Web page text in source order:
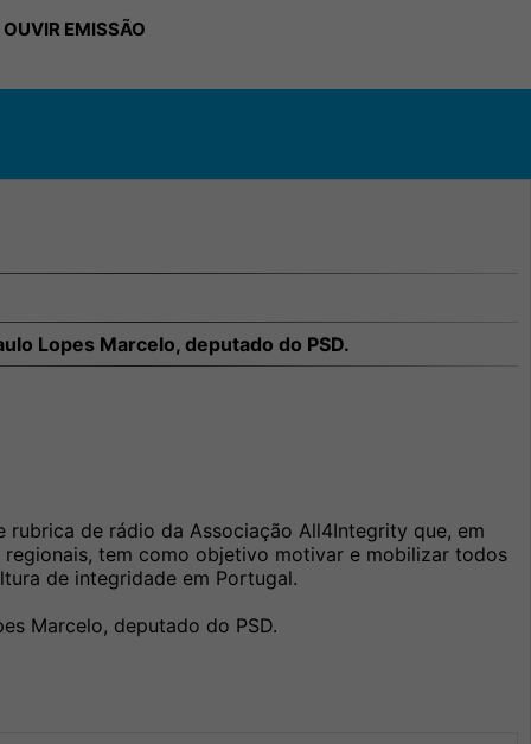
EMISSÃO
Lopes Marcelo, deputado do PSD.
rubrica de rádio da Associação All4Integrity que, em
tem como objetivo motivar e mobilizar todos
de integridade em Portugal.
Marcelo, deputado do PSD.